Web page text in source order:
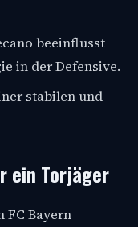
beeinflusst
in der Defensive.
stabilen und
ein Torjäger
FC Bayern